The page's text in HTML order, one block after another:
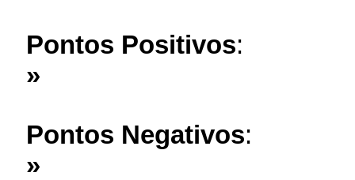
Pontos Positivos:
»
Pontos Negativos:
»